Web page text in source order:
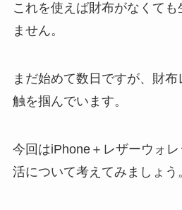
これを使えば財布がなくて
ません。
まだ始めて数日ですが、財
触を掴んでいます。
今回はiPhone＋レザーウォ
活について考えてみましょう